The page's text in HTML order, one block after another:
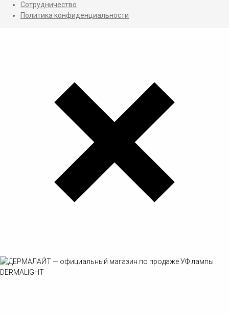
Сотрудничество
Политика конфиденциальности